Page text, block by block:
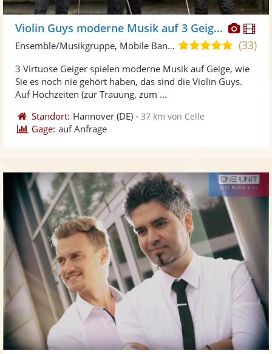
Fotos
Violin Guys moderne Musik auf 3 Geigen
5,0
5
Sternen
(33)
Ensemble/Musikgruppe, Mobile Band/Walking Act
3 Virtuose Geiger spielen moderne Musik auf Geige, wie
Sie es noch nie gehört haben, das sind die Violin Guys.
Auf Hochzeiten (zur Trauung, zum ...
Standort: Hannover (DE) -37 km von Celle
Gage: auf Anfrage